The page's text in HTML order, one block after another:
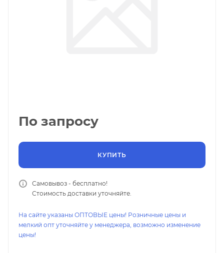
По запросу
КУПИТЬ
Самовывоз - бесплатно!
Стоимость доставки уточняйте.
На сайте указаны ОПТОВЫЕ цены! Розничные цены и
мелкий опт уточняйте у менеджера, возможно изменение
цены!